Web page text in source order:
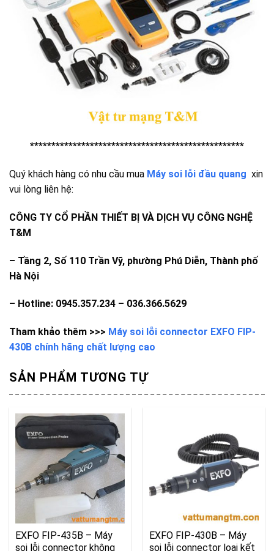
**************************************************
Quý khách hàng có nhu cầu mua Máy soi lỗi đầu quang xin
vui lòng liên hệ:
CÔNG TY CỔ PHẦN THIẾT BỊ VÀ DỊCH VỤ CÔNG NGHỆ
T&M
– Tầng 2, Số 110 Trần Vỹ, phường Phú Diễn, Thành phố
Hà Nội
– Hotline: 0945.357.234 – 036.366.5629
Tham khảo thêm >>> Máy soi lỗi connector EXFO FIP-
430B chính hãng chất lượng cao
SẢN PHẨM TƯƠNG TỰ
EXFO FIP-435B – Máy
soi lỗi connector không
EXFO FIP-430B – Máy
soi lỗi connector loại kết